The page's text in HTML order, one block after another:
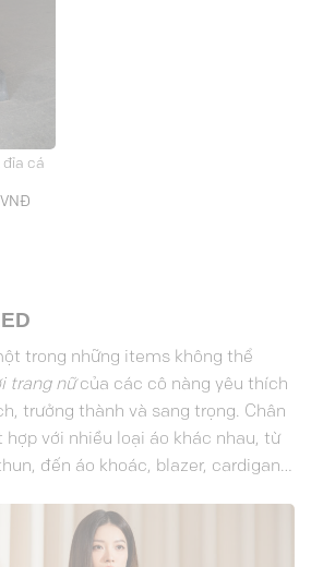
đỉa cá
VNĐGiá
trong những items không thể
trang nữcủa các cô nàng yêu thích
trưởng thành và sang trọng. Chân
với nhiều loại áo khác nhau, từ
đến áo khoác, blazer, cardigan…